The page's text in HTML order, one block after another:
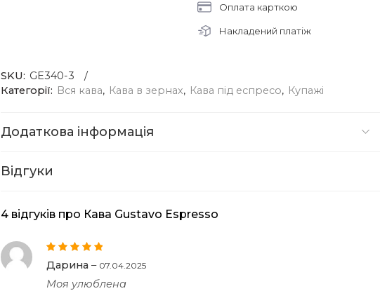
Оплата карткою
Накладений платіж
Додаткова інформація
Відгуки
4 відгуків про Кава Gustavo Espresso
Оцінено в
з 5
Дарина – 07.04.2025
Моя улюблена
SKU: GE340-3
Категорії: Вся кава, Кава в зернах, Кава під еспресо, Купажі